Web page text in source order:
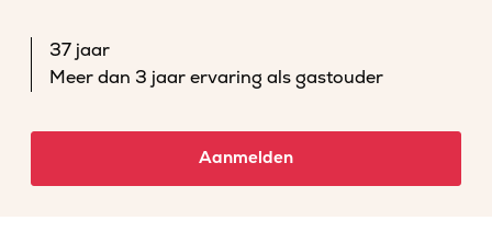
37 jaar
Meer dan 3 jaar ervaring als gastouder
Aanmelden